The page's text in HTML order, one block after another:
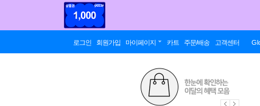
로그인 회원가입 마이페이지 카트 주문/배송 고객센터